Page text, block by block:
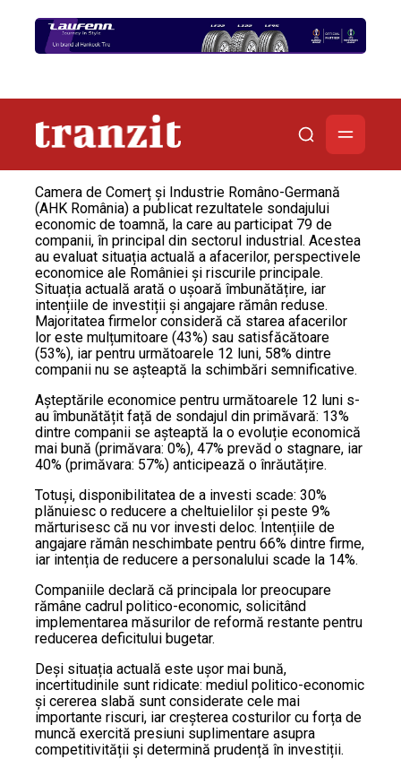
Camera de Comerț și Industrie Româno-Germană
(AHK România) a publicat rezultatele sondajului
economic de toamnă, la care au participat 79 de
companii, în principal din sectorul industrial. Acestea
au evaluat situația actuală a afacerilor, perspectivele
economice ale României și riscurile principale.
Situația actuală arată o ușoară îmbunătățire, iar
intențiile de investiții și angajare rămân reduse.
Majoritatea firmelor consideră că starea afacerilor
lor este mulțumitoare (43%) sau satisfăcătoare
(53%), iar pentru următoarele 12 luni, 58% dintre
companii nu se așteaptă la schimbări semnificative.
Așteptările economice pentru următoarele 12 luni s-
au îmbunătățit față de sondajul din primăvară: 13%
dintre companii se așteaptă la o evoluție economică
mai bună (primăvara: 0%), 47% prevăd o stagnare, iar
40% (primăvara: 57%) anticipează o înrăutățire.
Totuși, disponibilitatea de a investi scade: 30%
plănuiesc o reducere a cheltuielilor și peste 9%
mărturisesc că nu vor investi deloc. Intențiile de
angajare rămân neschimbate pentru 66% dintre firme,
iar intenția de reducere a personalului scade la 14%.
Companiile declară că principala lor preocupare
rămâne cadrul politico-economic, solicitând
implementarea măsurilor de reformă restante pentru
reducerea deficitului bugetar.
Deși situația actuală este ușor mai bună,
incertitudinile sunt ridicate: mediul politico-economic
și cererea slabă sunt considerate cele mai
importante riscuri, iar creșterea costurilor cu forța de
muncă exercită presiuni suplimentare asupra
competitivității și determină prudență în investiții.